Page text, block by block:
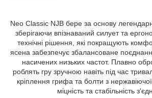
Neo Classic NJB бере за основу
зберігаючи впізнаваний силует та
технічні рішення, які покращують
ясена забезпечує збалансоване
насичених низьких частот. Плавно
роблять гру зручною навіть під час
кріплення грифа та болти з
міцність та стабільність